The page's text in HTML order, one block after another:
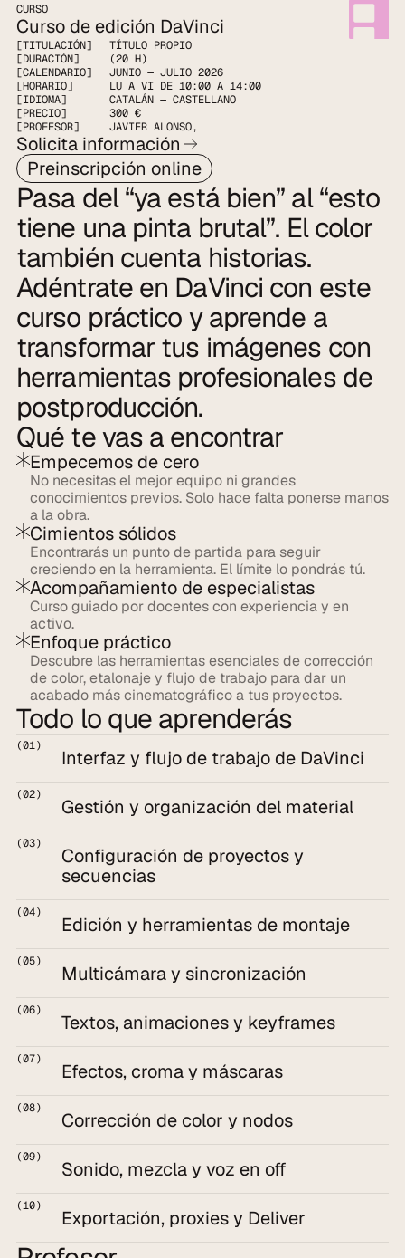
Pasa del “ya está bien” al “esto
tiene una pinta brutal”. El color
también cuenta historias.
Adéntrate en DaVinci con este
curso práctico y aprende a
transformar tus imágenes con
herramientas profesionales de
postproducción.
Qué te vas a encontrar
Empecemos de cero
No necesitas el mejor equipo ni grandes
conocimientos previos. Solo hace falta ponerse manos
a la obra.
Cimientos sólidos
Encontrarás un punto de partida para seguir
creciendo en la herramienta. El límite lo pondrás tú.
Acompañamiento de especialistas
Curso guiado por docentes con experiencia y en
activo.
Enfoque práctico
Descubre las herramientas esenciales de corrección
de color, etalonaje y flujo de trabajo para dar un
acabado más cinematográfico a tus proyectos.
Todo lo que aprenderás
(01)
Interfaz y flujo de trabajo de DaVinci
(02)
Gestión y organización del material
(03)
Configuración de proyectos y
secuencias
(04)
Edición y herramientas de montaje
(05)
Multicámara y sincronización
(06)
Textos, animaciones y keyframes
(07)
Efectos, croma y máscaras
(08)
Corrección de color y nodos
(09)
Sonido, mezcla y voz en off
(10)
Exportación, proxies y Deliver
CURSO
Curso de edición DaVinci
[TITULACIÓN]
TÍTULO PROPIO
[DURACIÓN]
(20 H)
[CALENDARIO]
JUNIO — JULIO 2026
[HORARIO]
LU A VI DE 10:00 A 14:00
[IDIOMA]
CATALÁN — CASTELLANO
[PRECIO]
300 €
[PROFESOR]
JAVIER ALONSO,
Solicita información
Preinscripción online